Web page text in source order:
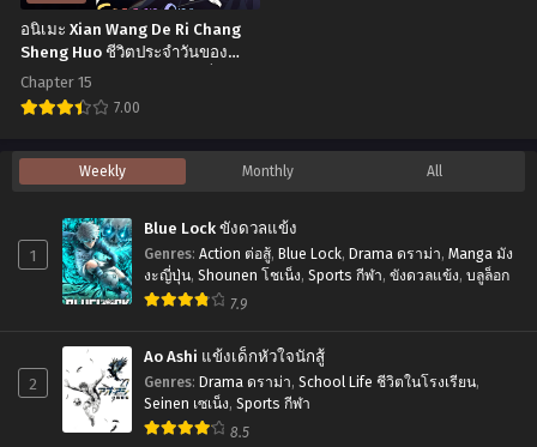
ต่าง
โลก
เพื่อน
ผม
น่า
รัก
เลย
ครับ
12
พากย์
ไทย+ซับ
3
ตอน
12
พากย์
อนิเมะ Xian Wang De Ri Chang
Sheng Huo ชีวิตประจำวันของ
ราชาแห่งเซียน ภาค 1 ตอนที่1-15
พากย์ไทย+ซับไทย
Chapter 15
7.00
อ
นิ
Xian
Wang
Chang
Sheng
Weekly Monthly All
1
Blue Lock ขังดวลแข้ง
Genres: Action ต่อสู้, Blue Lock, Drama ดราม่า, Manga มัง
งะญี่ปุ่น, Shounen โชเน็ง, Sports กีฬา, ขังดวลแข้ง, บลูล็อก
7.9
2
Ao Ashi แข้งเด็กหัวใจนักสู้
Genres: Drama ดราม่า, School Life ชีวิตในโรงเรียน,
Seinen เซเน็ง, Sports กีฬา
8.5